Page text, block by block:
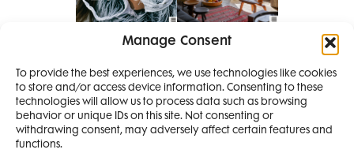
Manage Consent
To provide the best experiences, we use technologies like cookies
to store and/or access device information. Consenting to these
technologies will allow us to process data such as browsing
behavior or unique IDs on this site. Not consenting or
withdrawing consent, may adversely affect certain features and
functions.
Pretplati se na časopis
PRETPLATITE SE
SMANJI
4 IZDANJA